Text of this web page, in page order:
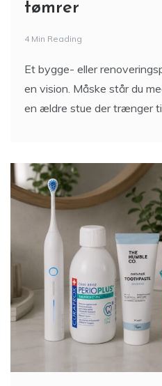
tømrer
4 Min Reading
Et bygge- eller
en vision. Måske står du
en ældre stue der trænger